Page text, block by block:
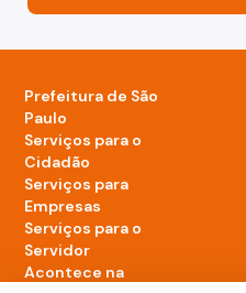
Prefeitura de São
Paulo
Serviços para o
Cidadão
Serviços para
Empresas
Serviços para o
Servidor
Acontece na